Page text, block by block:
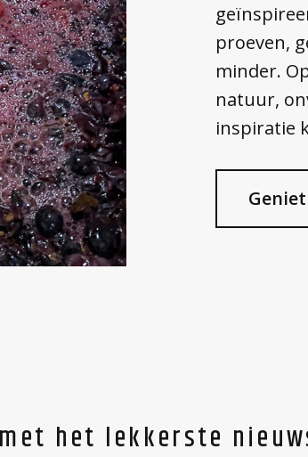
proeven,
minder.
natuur,
inspiratie
het lekkerste